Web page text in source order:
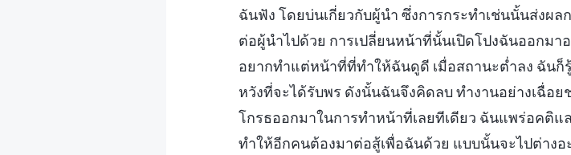
ฉันฟัง โดยบ่นเกี่ยวกับผู้นำ ซึ่งการกระทำเช่นนั้นส่งผ
ต่อผู้นำไปด้วย การเปลี่ยนหน้าที่นั้นเปิดโปงฉันออกม
อยากทำแต่หน้าที่ที่ทำให้ฉันดูดี เมื่อสถานะต่ำลง ฉัน
หวังที่จะได้รับพร ดังนั้นฉันจึงคิดลบ ทำงานอย่างเฉื่อย
โกรธออกมาในการทำหน้าที่เลยทีเดียว ฉันแพร่อคติ
ทำให้อีกคนต้องมาต่อสู้เพื่อฉันด้วย แบบนั้นจะไปต่าง